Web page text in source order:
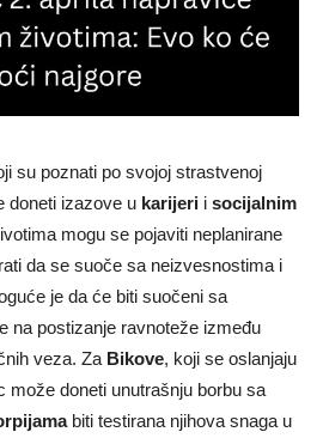
su poznati po svojoj strastvenoj
doneti izazove u karijeri i socijalnim
mogu se pojaviti neplanirane
da se suoče sa neizvesnostima i
je da će biti suočeni sa
na postizanje ravnoteže između
veza. Za Bikove, koji se oslanjaju
može doneti unutrašnju borbu sa
biti testirana njihova snaga u